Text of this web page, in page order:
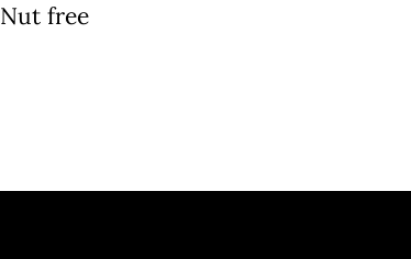
Nut free